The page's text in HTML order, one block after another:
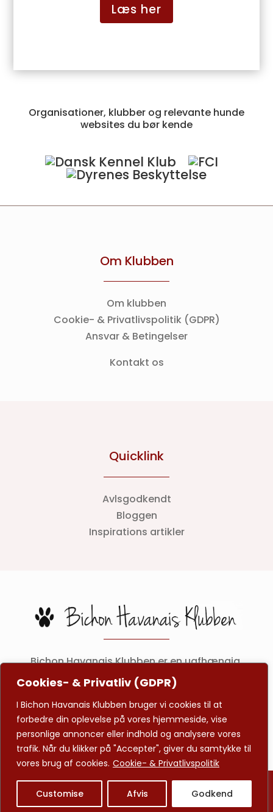
Cookies- & Privatliv (GDPR)
I Bichon Havanais Klubben bruger vi cookies til at
forbedre din oplevelse på vores hjemmeside, vise
personlige annoncer eller indhold og analysere vores
trafik. Når du klikker på "Accepter", giver du samtykke til
vores brug af cookies. Cookie- & Privatlivspolitik
Customise Afvis Godkend
Læs her
Organisationer, klubber og relevante hunde
websites du bør kende
Om Klubben
Om klubben
Cookie- & Privatlivspolitik (GDPR)
Ansvar & Betingelser
Kontakt os
Quicklink
Avlsgodkendt
Bloggen
Inspirations artikler
Bichon Havanais Klubben er en uafhængig
klub som skal gøre det nemmere at finde
inspiration til den skønne lille hunderace.